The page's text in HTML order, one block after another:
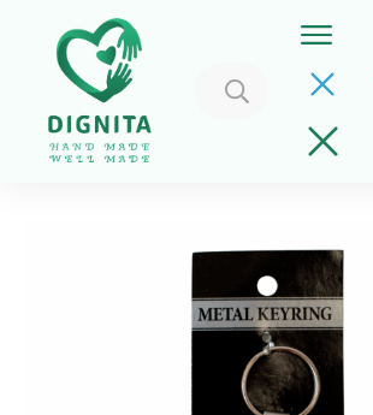
Caută
după:
Home